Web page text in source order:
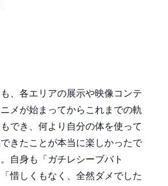
、各エリアの展示や映像コンテ
メが始まってからこれまでの軌
でき、何より自分の体を使って
きたことが本当に楽しかったで
自身も「ガチレシーブバト
惜しくもなく、全然ダメでした